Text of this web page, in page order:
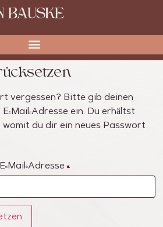
vergessen? Bitte gib deinen
Mail-Adresse ein. Du erhältst
womit du dir ein neues Passwort
Mail-Adresse *